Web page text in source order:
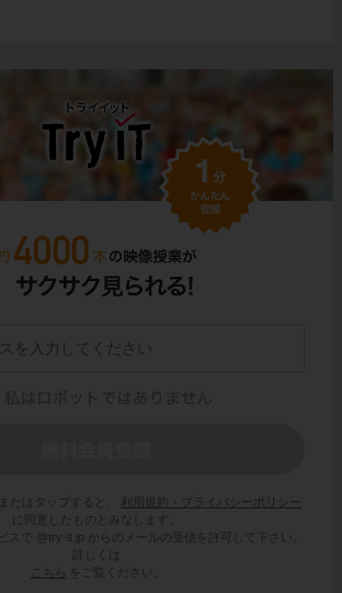
たはタップすると、
利用規約・プライバシーポリシー
に同意したものとみなします。
スで @try-it.jp からのメールの受信を許可して下さい。
詳しくは
こちら
をご覧ください。